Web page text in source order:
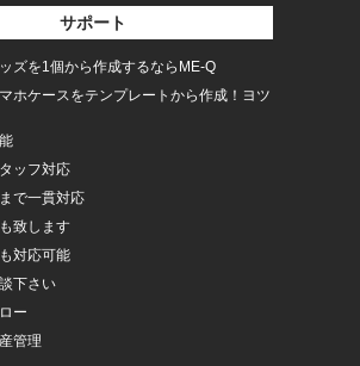
サポート
ズを1個から作成するならME-Q
ホケースをテンプレートから作成！ヨツ
ッフ対応
で一貫対応
致します
対応可能
下さい
ー
管理